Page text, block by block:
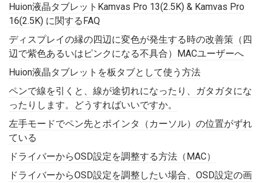
Huion液晶タブレットKamvas Pro 13(2.5K) & Kamvas Pro
16(2.5K) に関するFAQ
ディスプレイの縁の四辺に変色が発生する時の改善策（四
辺で紫色あるいはピンクになる不具合）MACユーザーへ
Huion液晶タブレットを板タブとして使う方法
ペンで線を引くと、線が途切れになったり、ガタガタにな
ったりします。どうすればいいですか。
左手モードでペン先とポインタ（カーソル）の位置がずれ
ている
ドライバーからOSD設定を調整する方法（MAC）
ドライバーからOSD設定を調整したい場合、OSD設定の画